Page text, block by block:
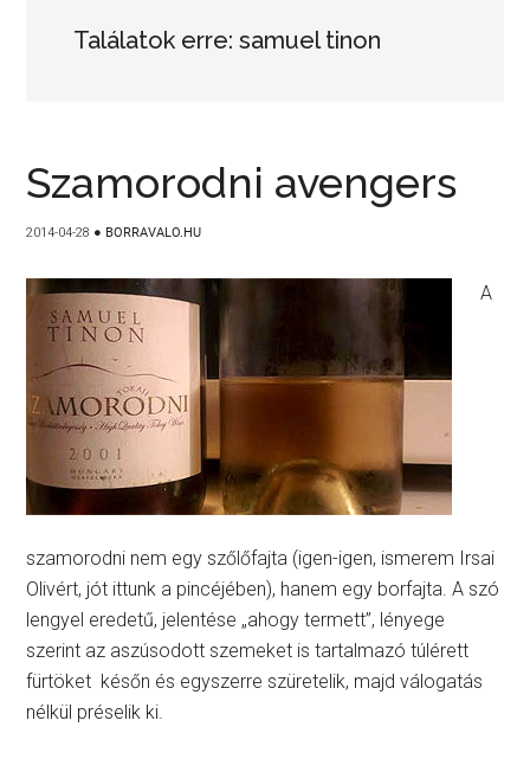
Találatok erre: samuel tinon
Szamorodni avengers
2014-04-28 ● BORRAVALO.HU
A
szamorodni nem egy szőlőfajta (igen-igen, ismerem Irsai
Olivért, jót ittunk a pincéjében), hanem egy borfajta. A szó
lengyel eredetű, jelentése „ahogy termett”, lényege
szerint az aszúsodott szemeket is tartalmazó túlérett
fürtöket későn és egyszerre szüretelik, majd válogatás
nélkül préselik ki.